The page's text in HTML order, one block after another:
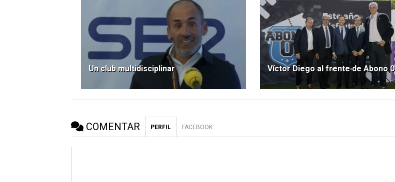
Un club multidisciplinar Víctor Diego al frente de Abono 0
COMENTAR PERFIL FACEBOOK